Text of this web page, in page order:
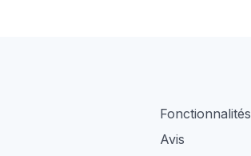
Fonctionnalités
Avis